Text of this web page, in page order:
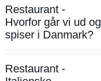
Restaurant -
Hvorfor går vi ud og
spiser i Danmark?
Restaurant -